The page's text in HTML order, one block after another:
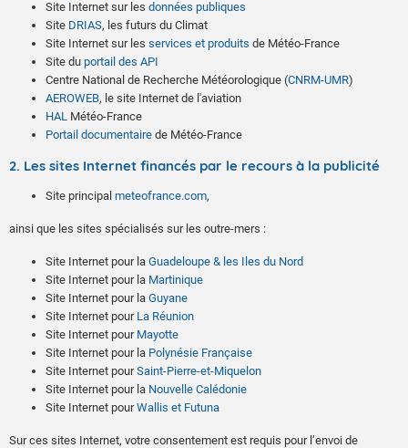
Site Internet sur les données publiques
Site DRIAS, les futurs du Climat
Site Internet sur les services et produits de Météo-France
Site du portail des API
Centre National de Recherche Météorologique (CNRM-UMR)
AEROWEB, le site Internet de l'aviation
HAL Météo-France
Portail documentaire de Météo-France
2. Les sites Internet financés par le recours à la publicité
Site principal meteofrance.com,
ainsi que les sites spécialisés sur les outre-mers :
Site Internet pour la Guadeloupe & les Iles du Nord
Site Internet pour la Martinique
Site Internet pour la Guyane
Site Internet pour La Réunion
Site Internet pour Mayotte
Site Internet pour la Polynésie Française
Site Internet pourSaint-Pierre-et-Miquelon
Site Internet pour la Nouvelle Calédonie
Site Internet pourWallis et Futuna
Sur ces sites Internet, votre consentement est requis pour l’envoi de